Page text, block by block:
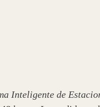
Inteligente de